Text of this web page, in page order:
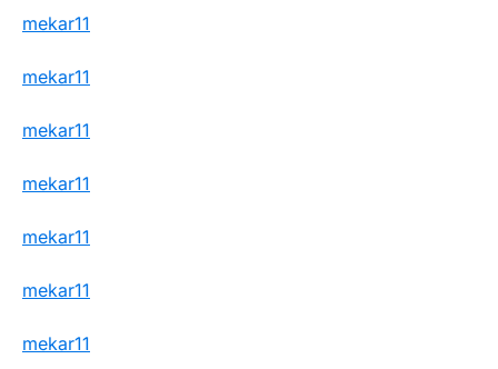
mekar11
mekar11
mekar11
mekar11
mekar11
mekar11
mekar11